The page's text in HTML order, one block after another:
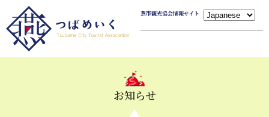
燕市観光協会情報サイト
お知らせ